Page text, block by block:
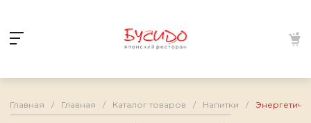
Главная / Главная / Каталог товаров / Напитки /